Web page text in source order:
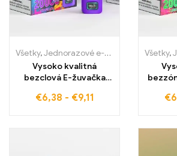
Všetky,Jednorazové e-cigaretky
Vysoko kvalitná
bezclová E-žuvačka
hrozno pre
€6,38 - €9,11
Všetky,
€